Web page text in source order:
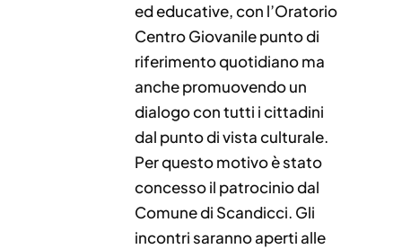
ed educative, con l’Oratorio
Centro Giovanile punto di
riferimento quotidiano ma
anche promuovendo un
dialogo con tutti i cittadini
dal punto di vista culturale.
Per questo motivo è stato
concesso il patrocinio dal
Comune di Scandicci. Gli
incontri saranno aperti alle